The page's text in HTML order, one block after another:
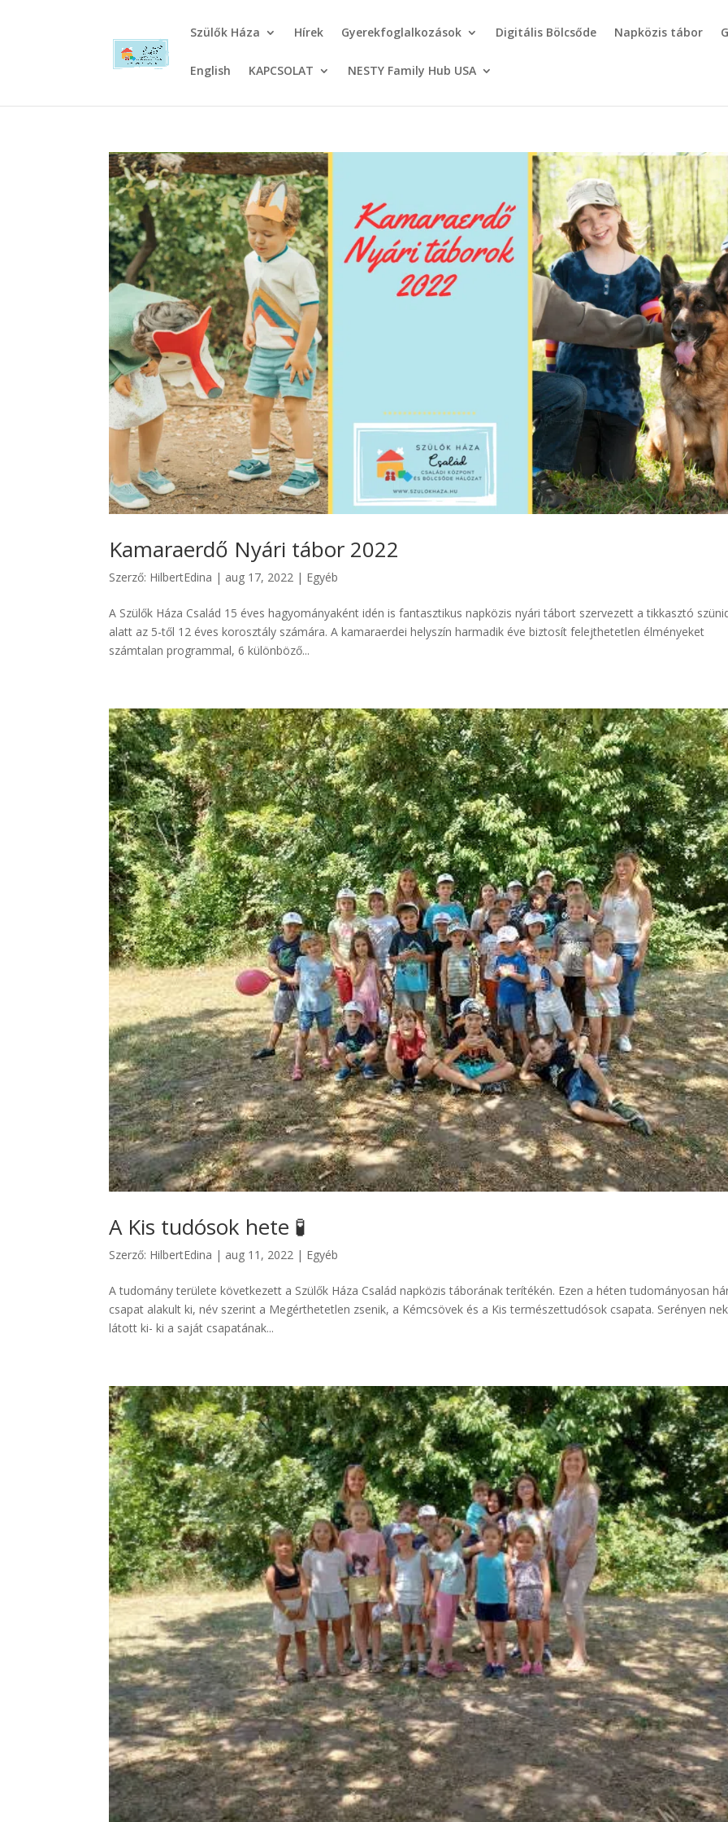
Szülők Háza Hírek Gyerekfoglalkozások Digitális Bölcsőde Napközis tábor
English KAPCSOLAT NESTY Family Hub USA
Kamaraerdő Nyári tábor 2022
Szerző: HilbertEdina | aug 17, 2022 | Egyéb
A Szülők Háza Család 15 éves hagyományaként idén is fantasztikus napközis nyári tábort szervezett a tikkasztó
alatt az 5-től 12 éves korosztály számára. A kamaraerdei helyszín harmadik éve biztosít felejthetetlen élményeket
számtalan programmal, 6 különböző...
A Kis tudósok hete 🧪
Szerző: HilbertEdina | aug 11, 2022 | Egyéb
A tudomány területe következett a Szülők Háza Család napközis táborának terítékén. Ezen a héten tudományosan
csapat alakult ki, név szerint a Megérthetetlen zsenik, a Kémcsövek és a Kis természettudósok csapata. Serényen
látott ki- ki a saját csapatának...